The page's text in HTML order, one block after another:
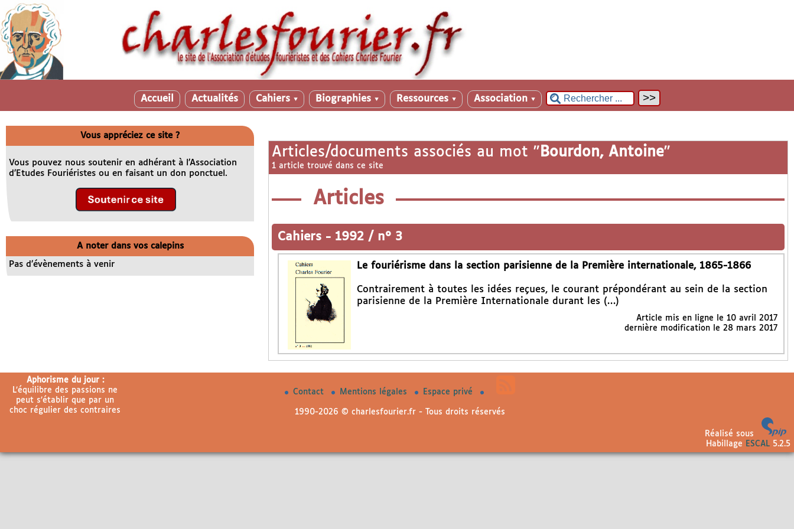
Accueil Actualités Cahiers ▼ Biographies ▼ Ressources ▼ Association ▼
Articles/documents associés au mot " Bourdon, Antoine"
1 article trouvé dans ce site
Articles
Cahiers - 1992 / n° 3
Le fouriérisme dans la section parisienne de la Première internationale, 1865-1866
Contrairement à toutes les idées reçues, le courant prépondérant au sein de la section
parisienne de la Première Internationale durant les (…)
Article mis en ligne le 10 avril 2017
dernière modification le 28 mars 2017
Vous appréciez ce site ?
Vous pouvez nous soutenir en adhérant à l’Association
d’Etudes Fouriéristes ou en faisant un don ponctuel.
A noter dans vos calepins
Pas d’évènements à venir
Aphorisme du jour :
L’équilibre des passions ne
peut s’établir que par un
choc régulier des contraires
Contact Mentions légales Espace privé
1990-2026 © charlesfourier.fr - Tous droits réservés
Réalisé sous
Habillage
ESCAL5.2.5